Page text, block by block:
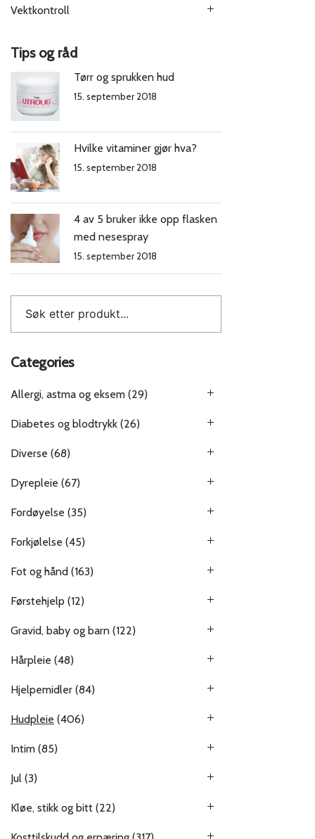
Vektkontroll
Tips og råd
Tørr og sprukken hud
15. september 2018
Hvilke vitaminer gjør hva?
15. september 2018
4 av 5 bruker ikke opp flasken
med nesespray
15. september 2018
Categories
Allergi, astma og eksem (29)
Diabetes og blodtrykk (26)
Diverse (68)
Dyrepleie (67)
Fordøyelse (35)
Forkjølelse (45)
Fot og hånd (163)
Førstehjelp (12)
Gravid, baby og barn (122)
Hårpleie (48)
Hjelpemidler (84)
Hudpleie (406)
Intim (85)
Jul (3)
Kløe, stikk og bitt (22)